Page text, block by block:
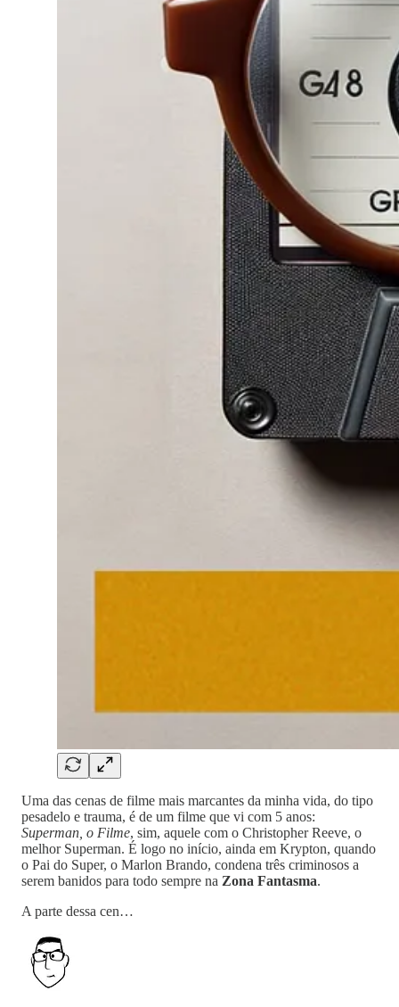
Uma das cenas de filme mais marcantes da minha vida, do tipo
pesadelo e trauma, é de um filme que vi com 5 anos:
Superman, o Filme, sim, aquele com o Christopher Reeve, o
melhor Superman. É logo no início, ainda em Krypton, quando
o Pai do Super, o Marlon Brando, condena três criminosos a
serem banidos para todo sempre na Zona Fantasma.
A parte dessa cen…